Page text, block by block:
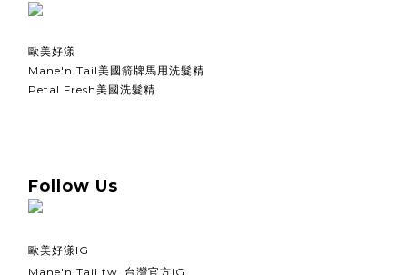
歐美好漾
Mane'n Tail美國箭牌馬用洗髮精
Petal Fresh美國洗髮精
Follow Us
歐美好漾IG
Mane'n Tail.tw_台灣官方IG